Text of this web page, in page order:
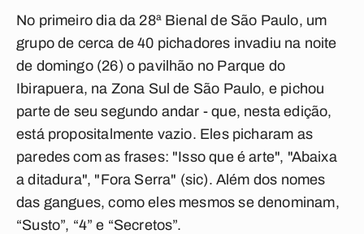
No primeiro dia da 28ª Bienal de São Paulo, um
grupo de cerca de 40 pichadores invadiu na noite
de domingo (26) o pavilhão no Parque do
Ibirapuera, na Zona Sul de São Paulo, e pichou
parte de seu segundo andar - que, nesta edição,
está propositalmente vazio. Eles picharam as
paredes com as frases: "Isso que é arte", "Abaixa
a ditadura", "Fora Serra" (sic). Além dos nomes
das gangues, como eles mesmos se denominam,
“Susto”, “4” e “Secretos”.